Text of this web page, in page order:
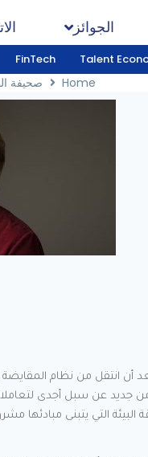
الجوائز
Home
/صحيفة
Talent
FinTech
Home صحيفة
أن انتقل من نظام
جديد عن سبل أجدى
التي يتبنى مبادئها